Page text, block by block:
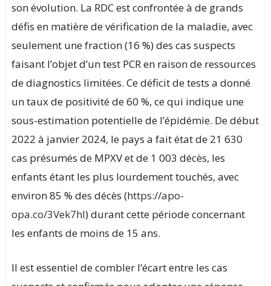
son évolution. La RDC est confrontée à de grands
défis en matière de vérification de la maladie, avec
seulement une fraction (16 %) des cas suspects
faisant l’objet d’un test PCR en raison de ressources
de diagnostics limitées. Ce déficit de tests a donné
un taux de positivité de 60 %, ce qui indique une
sous-estimation potentielle de l’épidémie. De début
2022 à janvier 2024, le pays a fait état de 21 630
cas présumés de MPXV et de 1 003 décès, les
enfants étant les plus lourdement touchés, avec
environ 85 % des décès (https://apo-
opa.co/3Vek7hl) durant cette période concernant
les enfants de moins de 15 ans.
Il est essentiel de combler l’écart entre les cas